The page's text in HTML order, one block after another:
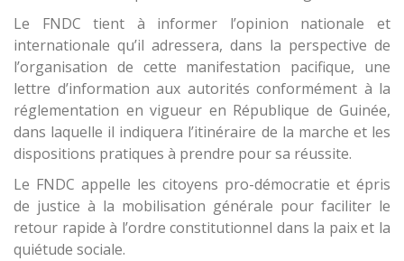
Le FNDC tient à informer l’opinion nationale et
internationale qu’il adressera, dans la perspective de
l’organisation de cette manifestation pacifique, une
lettre d’information aux autorités conformément à la
réglementation en vigueur en République de Guinée,
dans laquelle il indiquera l’itinéraire de la marche et les
dispositions pratiques à prendre pour sa réussite.
Le FNDC appelle les citoyens pro-démocratie et épris
de justice à la mobilisation générale pour faciliter le
retour rapide à l’ordre constitutionnel dans la paix et la
quiétude sociale.